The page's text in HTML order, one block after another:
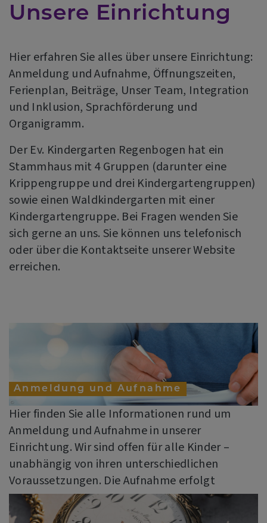
Unsere Einrichtung
Hier erfahren Sie alles über unsere Einrichtung:
Anmeldung und Aufnahme, Öffnungszeiten,
Ferienplan, Beiträge, Unser Team, Integration
und Inklusion, Sprachförderung und
Organigramm.
Der Ev. Kindergarten Regenbogen hat ein
Stammhaus mit 4 Gruppen (darunter eine
Krippengruppe und drei Kindergartengruppen)
sowie einen Waldkindergarten mit einer
Kindergartengruppe. Bei Fragen wenden Sie
sich gerne an uns. Sie können uns telefonisch
oder über die Kontaktseite unserer Website
erreichen.
Anmeldung und Aufnahme
Hier finden Sie alle Informationen rund um
Anmeldung und Aufnahme in unserer
Einrichtung. Wir sind offen für alle Kinder –
unabhängig von ihren unterschiedlichen
Voraussetzungen. Die Aufnahme erfolgt